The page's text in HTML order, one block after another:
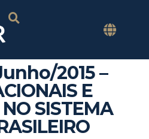
2015 –
E
SISTEMA